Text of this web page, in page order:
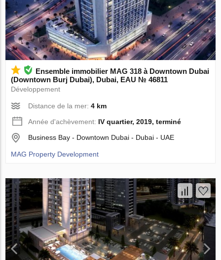
Ensemble immobilier MAG 318 à Downtown Dubai
(Downtown Burj Dubai), Dubai, EAU № 46811
Développement
Distance de la mer:4 km
Année d'achèvement: IV quartier, 2019, terminé
Business Bay - Downtown Dubai - Dubai - UAE
MAG Property Development